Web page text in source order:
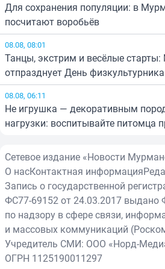
Для сохранения популяции: в
посчитают воробьёв
08.08, 08:01
Танцы, экстрим и весёлые
отпразднует День физкультурника
08.08, 06:11
Не игрушка — декоративным
нагрузки: воспитывайте питомца
Сетевое издание «Новости
О насКонтактная информация
Запись о государственной
ФС77-69152 от 24.03.2017 выдано
по надзору в сфере связи,
и массовых коммуникаций
Учредитель СМИ: ООО «Норд-
ОГРН 1125190011297